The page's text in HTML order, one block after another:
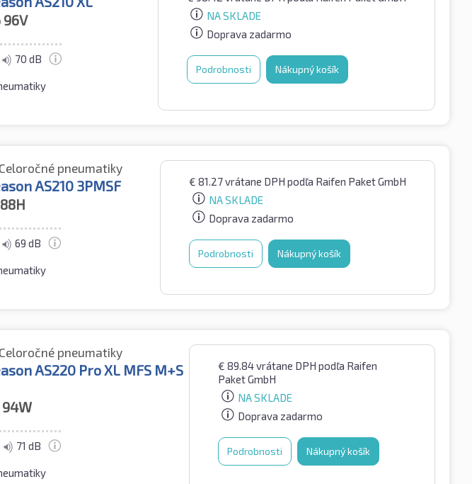
96V
70 dB
NA SKLADE
Doprava zadarmo
Podrobnosti Nákupný košík
Celoročné pneumatiky
AS210 3PMSF
88H
69 dB
€ 81.27vrátane DPH podľa Raifen Paket GmbH
NA SKLADE
Doprava zadarmo
Podrobnosti Nákupný košík
Celoročné pneumatiky
AS220 Pro XL MFS M+S
94W
71 dB
€ 89.84vrátane DPH podľa Raifen
Paket GmbH
NA SKLADE
Doprava zadarmo
Podrobnosti Nákupný košík